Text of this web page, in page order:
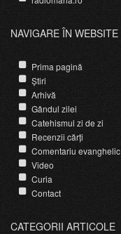
NAVIGARE ÎN WEBSITE
Prima pagină
Știri
Arhivă
Gândul zilei
Catehismul zi de zi
Recenzii cărți
Comentariu evanghelic
Video
Curia
Contact
CATEGORII ARTICOLE